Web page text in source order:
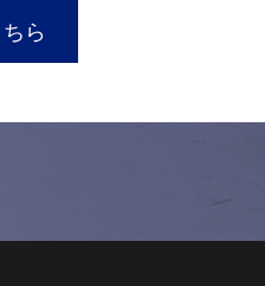
ら